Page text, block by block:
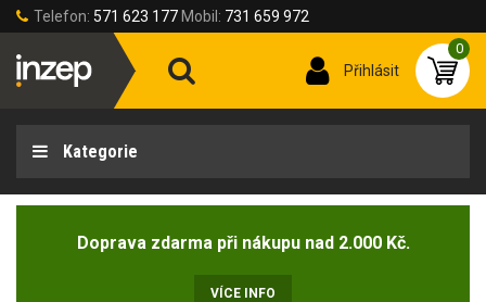
Telefon: 571 623 177 Mobil: 731 659 972
Přihlásit
0
Kategorie
Doprava zdarma při nákupu nad 2.000 Kč.
VÍCE INFO